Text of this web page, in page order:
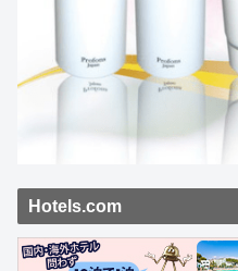
Hotels.com